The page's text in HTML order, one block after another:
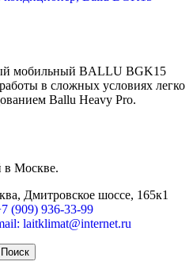
мобильный BALLU BGK15
в сложных условиях легко
Ballu Heavy Pro.
в Москве.
Дмитровское шоссе, 165к1
(909) 936-33-99
laitklimat@internet.ru
Поиск